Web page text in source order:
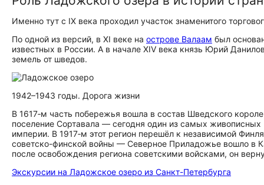
Именно тут с IX века проходил участок знаменитого
По одной из версий, в ХI веке на острове Валаам был
известных в России. А в начале XIV века князь Юрий
земель от шведов.
1942–1943 годы. Дорога жизни
В 1617‑м часть побережья вошла в состав Шведского
поселение Сортавала — сегодня один из самых
империи. В 1917‑м этот регион перешёл к независимой
советско-финской войны — Северное Приладожье вошло в
после освобождения региона советскими войсками, он
Экскурсии на Ладожское озеро из Санкт-Петербурга